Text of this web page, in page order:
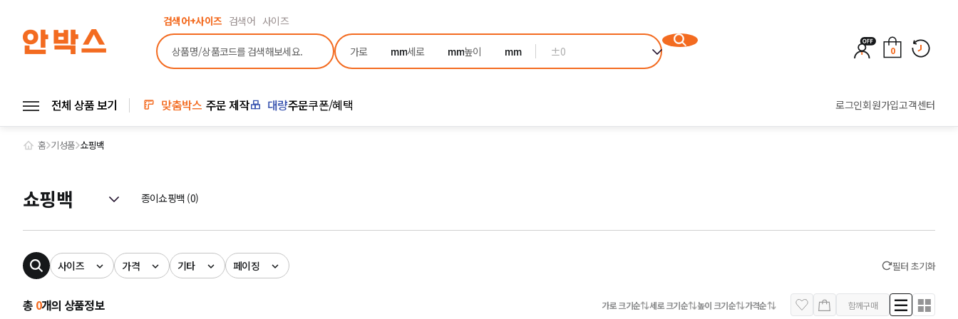
검색어+사이즈 검색어 사이즈
±0 0
전체 상품 보기 맞춤박스 주문 제작 대량주문쿠폰/혜택 로그인회원가입고객센터
홈 기성품 쇼핑백
쇼핑백 종이쇼핑백 (0)
사이즈 가격 기타 페이징 필터 초기화
총 0개의 상품정보 가로 크기순 세로 크기순 높이 크기순 가격순 함께구매